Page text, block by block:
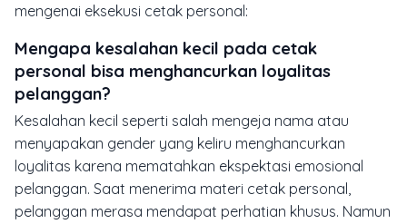
mengenai eksekusi cetak personal:
Mengapa kesalahan kecil pada cetak
personal bisa menghancurkan loyalitas
pelanggan?
Kesalahan kecil seperti salah mengeja nama atau
menyapakan gender yang keliru menghancurkan
loyalitas karena mematahkan ekspektasi emosional
pelanggan. Saat menerima materi cetak personal,
pelanggan merasa mendapat perhatian khusus. Namun